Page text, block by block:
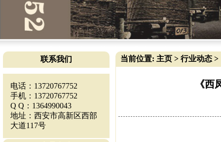
联系我们
电话：13720767752
手机：13720767752
Q Q：1364990043
地址：西安市高新区西部
大道117号
当前位置: 主页 > 行业动态 >
《